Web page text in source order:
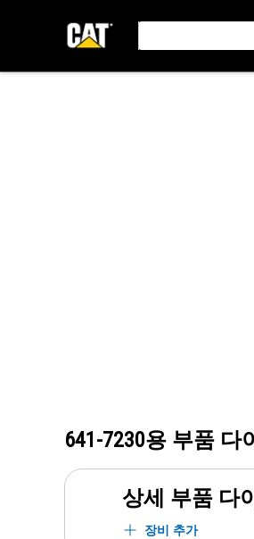
641-7230용 부품 다
상세 부품 다
장비 추가